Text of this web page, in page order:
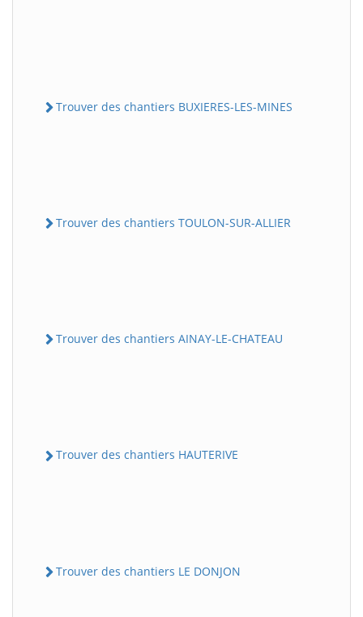
Trouver des chantiers BUXIERES-LES-MINES
Trouver des chantiers TOULON-SUR-ALLIER
Trouver des chantiers AINAY-LE-CHATEAU
Trouver des chantiers HAUTERIVE
Trouver des chantiers LE DONJON